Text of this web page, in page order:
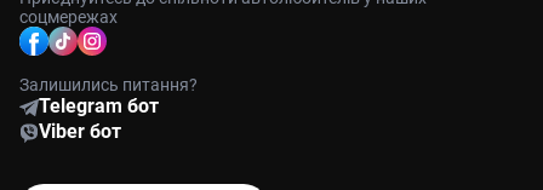
соцмережах
Залишились питання?
Telegram бот
Viber бот